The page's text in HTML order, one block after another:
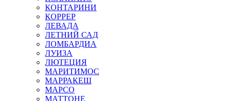
КОНТАРИНИ
КОРРЕР
ЛЕВАДА
ЛЕТНИЙ САД
ЛОМБАРДИА
ЛУИЗА
ЛЮТЕЦИЯ
МАРИТИМОС
МАРРАКЕШ
МАРСО
МАТТОНЕ